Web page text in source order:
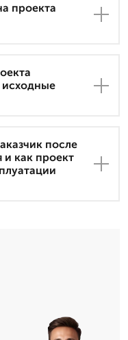
проекта
после
и как проект